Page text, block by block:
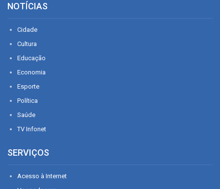
NOTÍCIAS
Cidade
Cultura
Educação
Economia
Esporte
Política
Saúde
TV Infonet
SERVIÇOS
Acesso à Internet